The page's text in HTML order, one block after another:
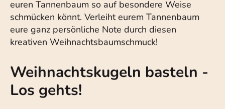
euren Tannenbaum so auf besondere Weise
schmücken könnt. Verleiht eurem Tannenbaum
eure ganz persönliche Note durch diesen
kreativen Weihnachtsbaumschmuck!
Weihnachtskugeln basteln -
Los gehts!